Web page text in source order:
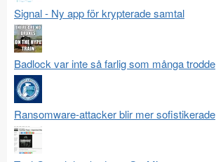
Signal - Ny app för krypterade samtal
Badlock var inte så farlig som många trodde
Ransomware-attacker blir mer sofistikerade